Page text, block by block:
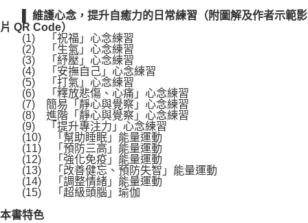
▌ 維護心念，提升自癒力的日常練習（附圖解及作者示範影
片 QR Code）
(1) 「祝福」心念練習
(2) 「生氣」心念練習
(3) 「紓壓」心念練習
(4) 「安撫自己」心念練習
(5) 「打氣」心念練習
(6) 「釋放悲傷、心痛」心念練習
(7) 簡易「靜心與覺察」心念練習
(8) 進階「靜心與覺察」心念練習
(9) 「提升專注力」心念練習
(10) 「幫助睡眠」能量運動
(11) 「預防三高」能量運動
(12) 「強化免疫」能量運動
(13) 「改善健忘、預防失智」能量運動
(14) 「調整情緒」能量運動
(15) 「超級頭腦」瑜伽
本書特色